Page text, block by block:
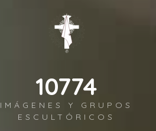
13169
IMÁGENES Y GRUPOS
ESCULTÓRICOS